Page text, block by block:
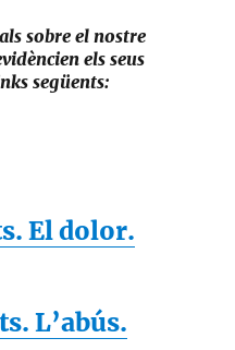
sobre el nostre
els seus
següents:
El dolor.
L’abús.